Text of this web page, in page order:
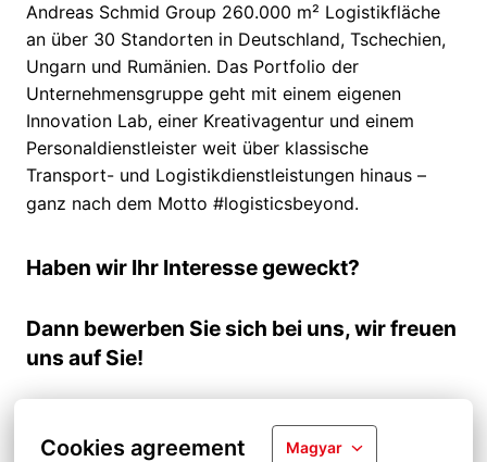
Cookies agreement Magyar
Andreas Schmid Group 260.000 m² Logistikfläche
an über 30 Standorten in Deutschland, Tschechien,
Ungarn und Rumänien. Das Portfolio der
Unternehmensgruppe geht mit einem eigenen
Innovation Lab, einer Kreativagentur und einem
Personaldienstleister weit über klassische
Transport- und Logistikdienstleistungen hinaus –
ganz nach dem Motto #logisticsbeyond.
Haben wir Ihr Interesse geweckt?
Dann bewerben Sie sich bei uns, wir freuen
uns auf Sie!